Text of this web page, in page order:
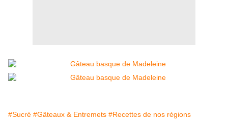
#Sucré #Gâteaux & Entremets #Recettes de nos régions